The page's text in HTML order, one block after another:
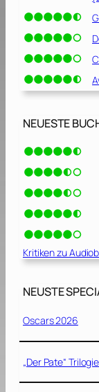
NEUESTE
Kritiken zu
NEUSTE
Oscars 2026
„Der Pate“